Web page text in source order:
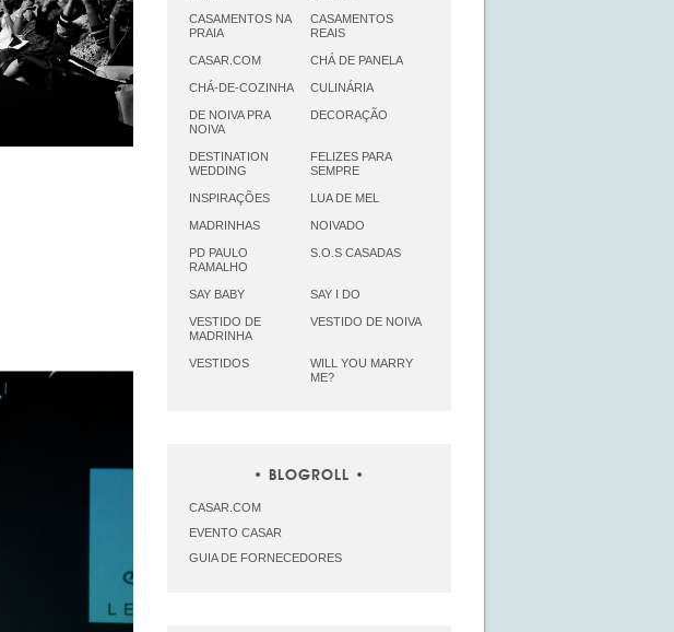
CASAMENTOS NA
PRAIA
CASAMENTOS
REAIS
CASAR.COM CHÁ DE PANELA
CHÁ-DE-COZINHA CULINÁRIA
DE NOIVA PRA
NOIVA
DECORAÇÃO
DESTINATION
WEDDING
FELIZES PARA
SEMPRE
INSPIRAÇÕES LUA DE MEL
MADRINHAS NOIVADO
PD PAULO
RAMALHO
S.O.S CASADAS
SAY BABY SAY I DO
VESTIDO DE
MADRINHA
VESTIDO DE NOIVA
VESTIDOS
WILL YOU MARRY
ME?
BLOGROLL
CASAR.COM
EVENTO CASAR
GUIA DE FORNECEDORES